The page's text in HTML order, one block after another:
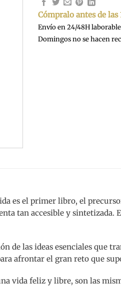
Cómpralo antes de
Envío en 24/48H
Domingos no se hacen
es el primer libro, el
tan accesible y sintetizada.
de las ideas esenciales que
afrontar el gran reto que
vida feliz y libre, son las